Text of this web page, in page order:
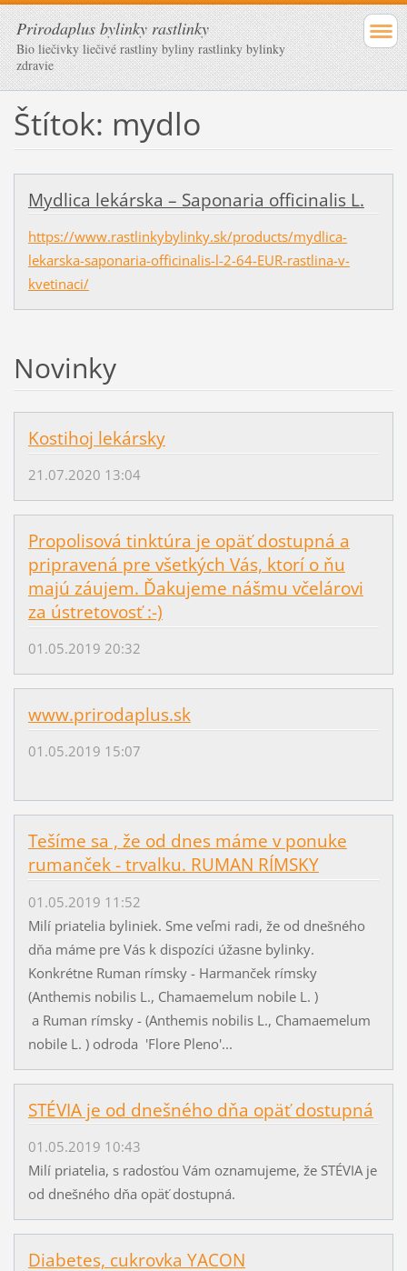
Prirodaplus bylinky rastlinky
Bio liečivky liečivé rastliny byliny rastlinky bylinky
zdravie
Štítok: mydlo
Mydlica lekárska – Saponaria officinalis L.
https://www.rastlinkybylinky.sk/products/mydlica-
lekarska-saponaria-officinalis-l-2-64-EUR-rastlina-v-
kvetinaci/
Novinky
Kostihoj lekársky
21.07.2020 13:04
Propolisová tinktúra je opäť dostupná a
pripravená pre všetkých Vás, ktorí o ňu
majú záujem. Ďakujeme nášmu včelárovi
za ústretovosť :-)
01.05.2019 20:32
www.prirodaplus.sk
01.05.2019 15:07
Tešíme sa , že od dnes máme v ponuke
rumanček - trvalku. RUMAN RÍMSKY
01.05.2019 11:52
Milí priatelia byliniek. Sme veľmi radi, že od dnešného
dňa máme pre Vás k dispozíci úžasne bylinky.
Konkrétne Ruman rímsky - Harmanček rímsky
(Anthemis nobilis L., Chamaemelum nobile L. )
a Ruman rímsky - (Anthemis nobilis L., Chamaemelum
nobile L. ) odroda 'Flore Pleno'...
STÉVIA je od dnešného dňa opäť dostupná
01.05.2019 10:43
Milí priatelia, s radosťou Vám oznamujeme, že STÉVIA je
od dnešného dňa opäť dostupná.
Diabetes, cukrovka YACON